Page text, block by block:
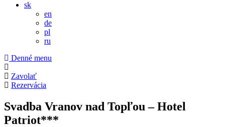
sk
en
de
pl
ru
Denné menu
Zavolať
Rezervácia
Svadba Vranov nad Topľou – Hotel
Patriot***